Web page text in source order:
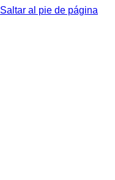
Saltar al pie de página